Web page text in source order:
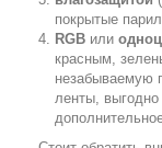
покрытые
RGB или
красным,
незабываемую
ленты, выгодно